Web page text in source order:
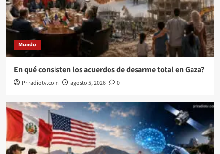
Mundo
En qué consisten los acuerdos de desarme total en Gaza?
Priradiotv.com agosto 5, 2026 0